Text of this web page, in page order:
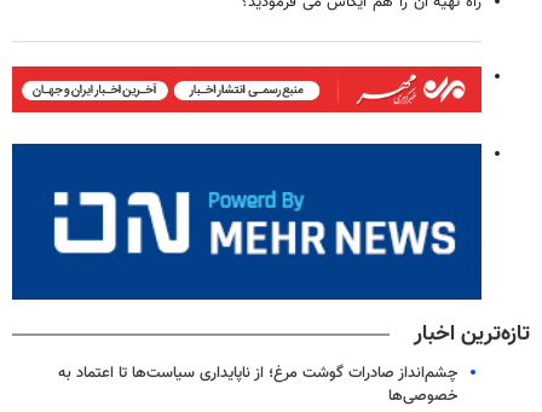
تازه‌ترین اخبار
چشم‌انداز صادرات گوشت مرغ؛ از ناپایداری سیاست‌ها تا اعتماد به
خصوصی‌ها